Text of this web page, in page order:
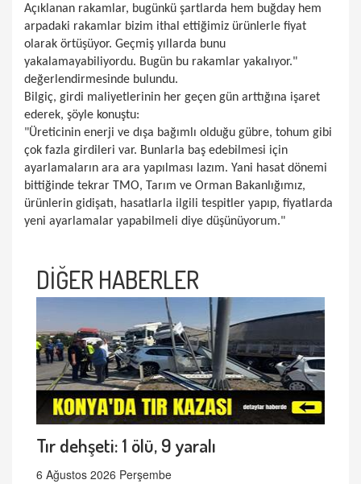
Açıklanan rakamlar, bugünkü şartlarda hem buğday hem
arpadaki rakamlar bizim ithal ettiğimiz ürünlerle fiyat
olarak örtüşüyor. Geçmiş yıllarda bunu
yakalamayabiliyordu. Bugün bu rakamlar yakalıyor."
değerlendirmesinde bulundu.
Bilgiç, girdi maliyetlerinin her geçen gün arttığına işaret
ederek, şöyle konuştu:
"Üreticinin enerji ve dışa bağımlı olduğu gübre, tohum gibi
çok fazla girdileri var. Bunlarla baş edebilmesi için
ayarlamaların ara ara yapılması lazım. Yani hasat dönemi
bittiğinde tekrar TMO, Tarım ve Orman Bakanlığımız,
ürünlerin gidişatı, hasatlarla ilgili tespitler yapıp, fiyatlarda
yeni ayarlamalar yapabilmeli diye düşünüyorum."
DİĞER HABERLER
Tır dehşeti: 1 ölü, 9 yaralı
6 Ağustos 2026 Perşembe